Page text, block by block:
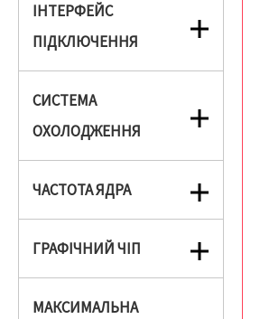
ІНТЕРФЕЙС
ПІДКЛЮЧЕННЯ
СИСТЕМА
ОХОЛОДЖЕННЯ
ЧАСТОТА ЯДРА
ГРАФІЧНИЙ ЧІП
МАКСИМАЛЬНА